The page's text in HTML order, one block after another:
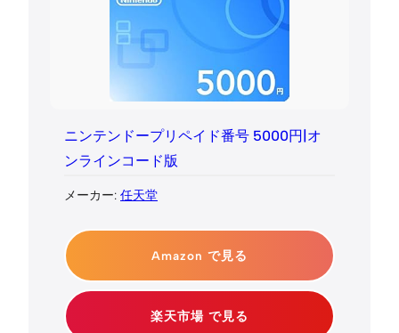
ニンテンドープリペイド番号 5000円|オ
ンラインコード版
メーカー: 任天堂
Amazon で見る
楽天市場 で見る